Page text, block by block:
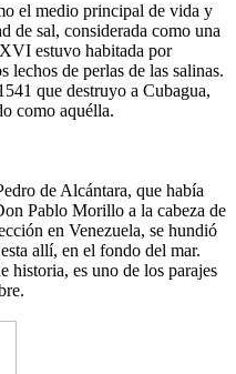
el medio principal de vida y
de sal, considerada como una
estuvo habitada por
lechos de perlas de las salinas.
que destruyo a Cubagua,
como aquélla.
de Alcántara, que había
Pablo Morillo a la cabeza de
en Venezuela, se hundió
allí, en el fondo del mar.
historia, es uno de los parajes